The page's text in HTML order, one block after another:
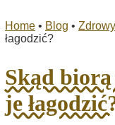
Home • Blog •
łagodzić?
Skąd
je